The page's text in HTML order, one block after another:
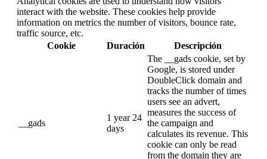
interact with the website. These cookies help provide
information on metrics the number of visitors, bounce rate,
traffic source, etc.
Cookie
Duración Descripción
__gads
1 year 24
days
The __gads cookie, set by
Google, is stored under
DoubleClick domain and
tracks the number of times
users see an advert,
measures the success of
the campaign and
calculates its revenue. This
cookie can only be read
from the domain they are